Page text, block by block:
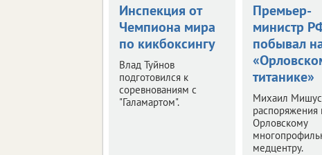
Инспекция от
Чемпиона мира
по кикбоксингу
Влад Туйнов
подготовился к
соревнованиям с
"Галамартом".
Премьер-
министр
побывал
титанике»
Михаил
распоряжения
Орловскому
медцентру.